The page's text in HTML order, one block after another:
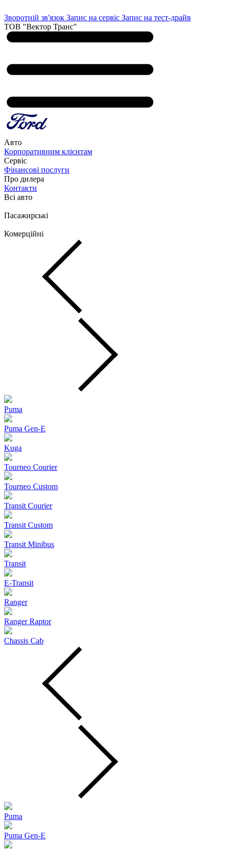
Зворотній зв'язок Запис на сервіс Запис на тест-драйв
ТОВ "Вектор Транс"
Авто
Корпоративним клієнтам
Сервіс
Фінансові послуги
Про дилера
Контакти
Всі авто
Пасажирські
Комерційні
Puma
Puma Gen‑E
Kuga
Tourneo Courier
Tourneo Custom
Transit Courier
Transit Custom
Transit Minibus
Transit
E-Transit
Ranger
Ranger Raptor
Chassis Cab
Puma
Puma Gen‑E